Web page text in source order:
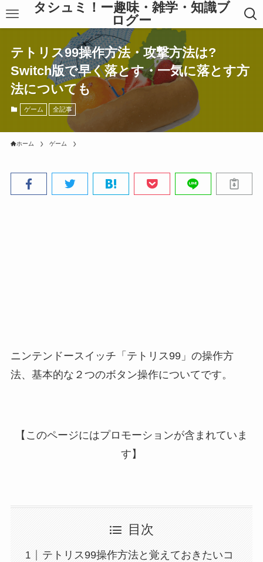
タシュミ！ー趣味・雑学・知識ブ
ログー
テトリス99操作方法・攻撃方法は?
Switch版で早く落とす・一気に落とす方
法についても
ゲーム 全記事
ホーム ゲーム
ニンテンドースイッチ「テトリス99」の操作方
法、基本的な２つのボタン操作についてです。
【このページにはプロモーションが含まれていま
す】
目次
テトリス99操作方法と覚えておきたいコ